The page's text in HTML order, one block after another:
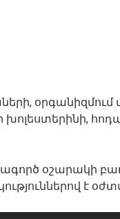
խոլեստերինի,
օշարակի
է